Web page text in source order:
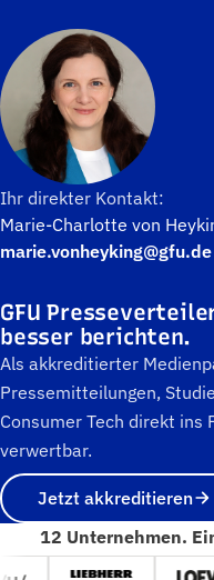
Ihr direkter Kontakt:
Marie-Charlotte von
marie.vonheyking@gfu.de
GFU
besser berichten.
Als akkreditierter
Pressemitteilungen,
Consumer Tech direkt
verwertbar.
Jetzt akkreditieren
12 Unternehmen.